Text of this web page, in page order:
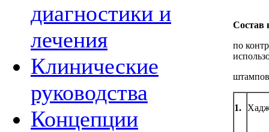
диагностики и
лечения
Клинические
руководства
Концепции
Состав
по
1.